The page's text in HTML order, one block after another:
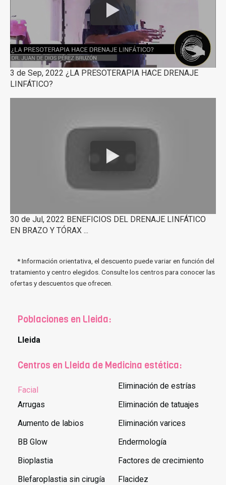
3 de Sep, 2022 ¿LA PRESOTERAPIA HACE DRENAJE
LINFÁTICO?
30 de Jul, 2022 BENEFICIOS DEL DRENAJE LINFÁTICO
EN BRAZO Y TÓRAX ...
* Información orientativa, el descuento puede variar en función del
tratamiento y centro elegidos. Consulte los centros para conocer las
ofertas y descuentos que ofrecen.
Poblaciones en Lleida:
Lleida
Centros en Lleida de Medicina estética:
Facial
Arrugas
Aumento de labios
BB Glow
Bioplastia
Blefaroplastia sin cirugía
Eliminación de estrías
Eliminación de tatuajes
Eliminación varices
Endermología
Factores de crecimiento
Flacidez